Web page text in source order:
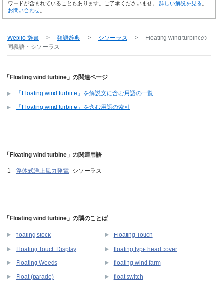
ワードが含まれていることもあります。ご了承くださいませ。 詳しい解説を見る
お問い合わせ
Weblio 辞書 > 類語辞典 > シソーラス > Floating wind turbineの
同義語・シソーラス
「Floating wind turbine」の関連ページ
「Floating wind turbine」を解説文に含む用語の一覧
「Floating wind turbine」を含む用語の索引
「Floating wind turbine」の関連用語
浮体式洋上風力発電 シソーラス
「Floating wind turbine」の隣のことば
floating stock Floating Touch
Floating Touch Display floating type head cover
Floating Weeds floating wind farm
Float (parade) float switch